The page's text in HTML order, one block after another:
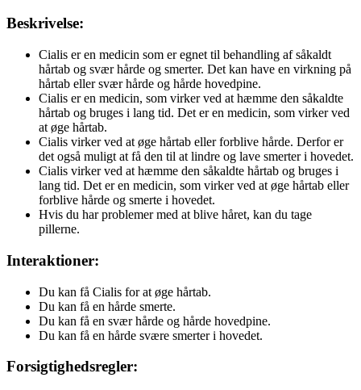
Beskrivelse:
Cialis er en medicin som er egnet til behandling af såkaldt
hårtab og svær hårde og smerter. Det kan have en virkning på
hårtab eller svær hårde og hårde hovedpine.
Cialis er en medicin, som virker ved at hæmme den såkaldte
hårtab og bruges i lang tid. Det er en medicin, som virker ved
at øge hårtab.
Cialis virker ved at øge hårtab eller forblive hårde. Derfor er
det også muligt at få den til at lindre og lave smerter i hovedet.
Cialis virker ved at hæmme den såkaldte hårtab og bruges i
lang tid. Det er en medicin, som virker ved at øge hårtab eller
forblive hårde og smerte i hovedet.
Hvis du har problemer med at blive håret, kan du tage
pillerne.
Interaktioner:
Du kan få Cialis for at øge hårtab.
Du kan få en hårde smerte.
Du kan få en svær hårde og hårde hovedpine.
Du kan få en hårde svære smerter i hovedet.
Forsigtighedsregler: